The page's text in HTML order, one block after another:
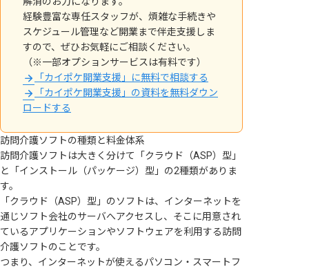
経験豊富な専任スタッフが、煩雑な手続きや
スケジュール管理など開業まで伴走支援しま
すので、ぜひお気軽にご相談ください。
（※一部オプションサービスは有料です）
「カイポケ開業支援」に無料で相談する
「カイポケ開業支援」の資料を無料ダウン
ロードする
訪問介護ソフトの種類と料金体系
訪問介護ソフトは大きく分けて「クラウド（ASP）型」
と「インストール（パッケージ）型」の2種類がありま
す。
「クラウド（ASP）型」のソフトは、インターネットを
通じソフト会社のサーバへアクセスし、そこに用意され
ているアプリケーションやソフトウェアを利用する訪問
介護ソフトのことです。
つまり、インターネットが使えるパソコン・スマートフ